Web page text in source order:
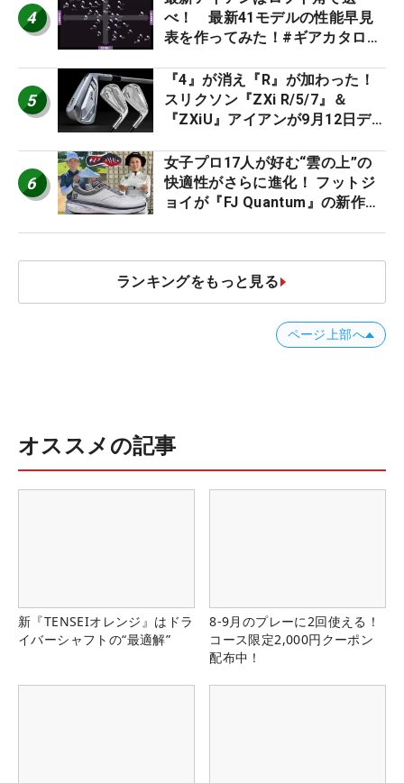
4
べ！ 最新41モデルの性能早見
表を作ってみた！#ギアカタログ
5
『4』が消え『R』が加わった！
スリクソン『ZXi R/5/7』＆
『ZXiU』アイアンが9月12日デ
6
女子プロ17人が好む“雲の上”の
快適性がさらに進化！ フットジ
ョイが『FJ Quantum』の新作を
ランキングをもっと見る
ページ上部へ
オススメの記事
新『TENSEIオレンジ』はドラ
イバーシャフトの“最適解”
8-9月のプレーに2回使える！
コース限定2,000円クーポン
配布中！